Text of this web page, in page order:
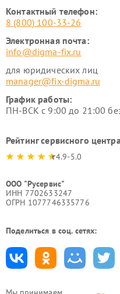
Контактный телефон:
8 (800) 100-33-26
Электронная почта:
info@digma-fix.ru
для юридических лиц
manager@fix-digma.ru
График работы:
ПН-ВСК с 9:00 до 21:00
Рейтинг сервисного
4.9-5.0
ООО "Русервис"
ИНН 7702633247
ОГРН 1077746335776
Поделиться в соц. сетях: